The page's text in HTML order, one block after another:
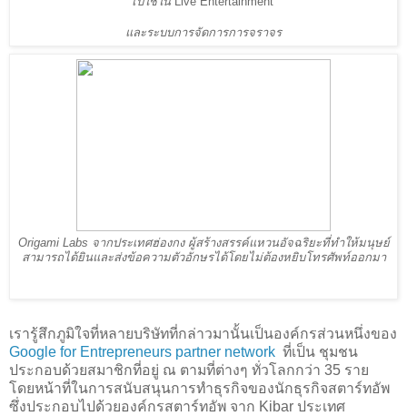
และระบบการจัดการการจราจร
Origami Labs จากประเทศฮ่องกง ผู้สร้างสรรค์แหวนอัจฉริยะที่ทำให้มนุษย์
สามารถได้ยินและส่งข้อความตัวอักษรได้โดยไม่ต้องหยิบโทรศัพท์ออกมา
เรารู้สึกภูมิใจที่หลายบริษัทที่กล่าวมานั้นเป็นองค์กรส่วนหนึ่งของ
Google for Entrepreneurs partner network ที่เป็น ชุมชน
ประกอบด้วยสมาชิกที่อยู่ ณ ตามที่ต่างๆ ทั่วโลกกว่า 35 ราย
โดยหน้าที่ในการสนับสนุนการทำธุรกิจของนักธุรกิจสตาร์ทอัพ
ซึ่งประกอบไปด้วยองค์กรสตาร์ทอัพ จาก Kibar ประเทศ